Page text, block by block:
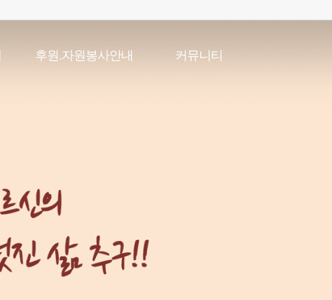
후원.자원봉사안내 커뮤니티